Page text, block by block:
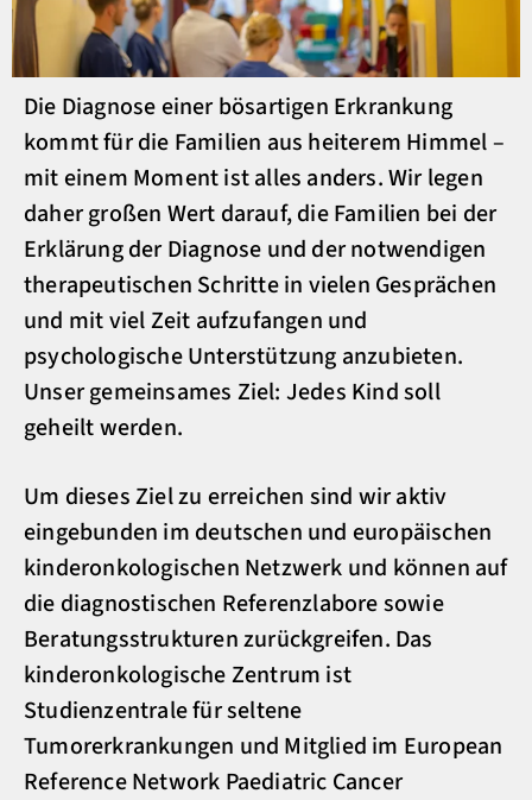
Die Diagnose einer bösartigen Erkrankung
kommt für die Familien aus heiterem Himmel –
mit einem Moment ist alles anders. Wir legen
daher großen Wert darauf, die Familien bei der
Erklärung der Diagnose und der notwendigen
therapeutischen Schritte in vielen Gesprächen
und mit viel Zeit aufzufangen und
psychologische Unterstützung anzubieten.
Unser gemeinsames Ziel: Jedes Kind soll
geheilt werden.
Um dieses Ziel zu erreichen sind wir aktiv
eingebunden im deutschen und europäischen
kinderonkologischen Netzwerk und können auf
die diagnostischen Referenzlabore sowie
Beratungsstrukturen zurückgreifen. Das
kinderonkologische Zentrum ist
Studienzentrale für seltene
Tumorerkrankungen und Mitglied im European
Reference Network Paediatric Cancer